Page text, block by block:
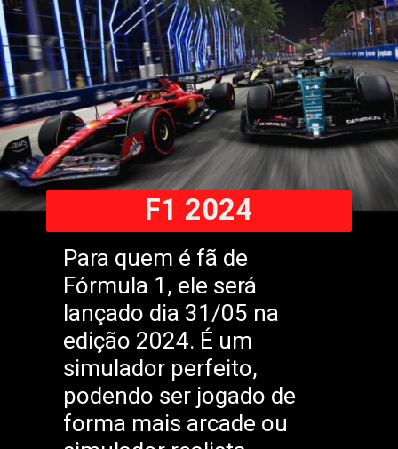
Para quem é fã de
Fórmula 1, ele será
lançado dia 31/05 na
edição 2024. É um
simulador perfeito,
podendo ser jogado de
forma mais arcade ou
F1 2024